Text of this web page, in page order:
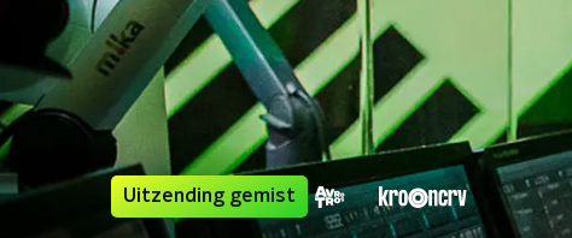
Uitzending gemist